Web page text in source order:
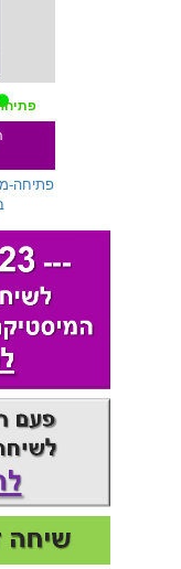
פתיחה-